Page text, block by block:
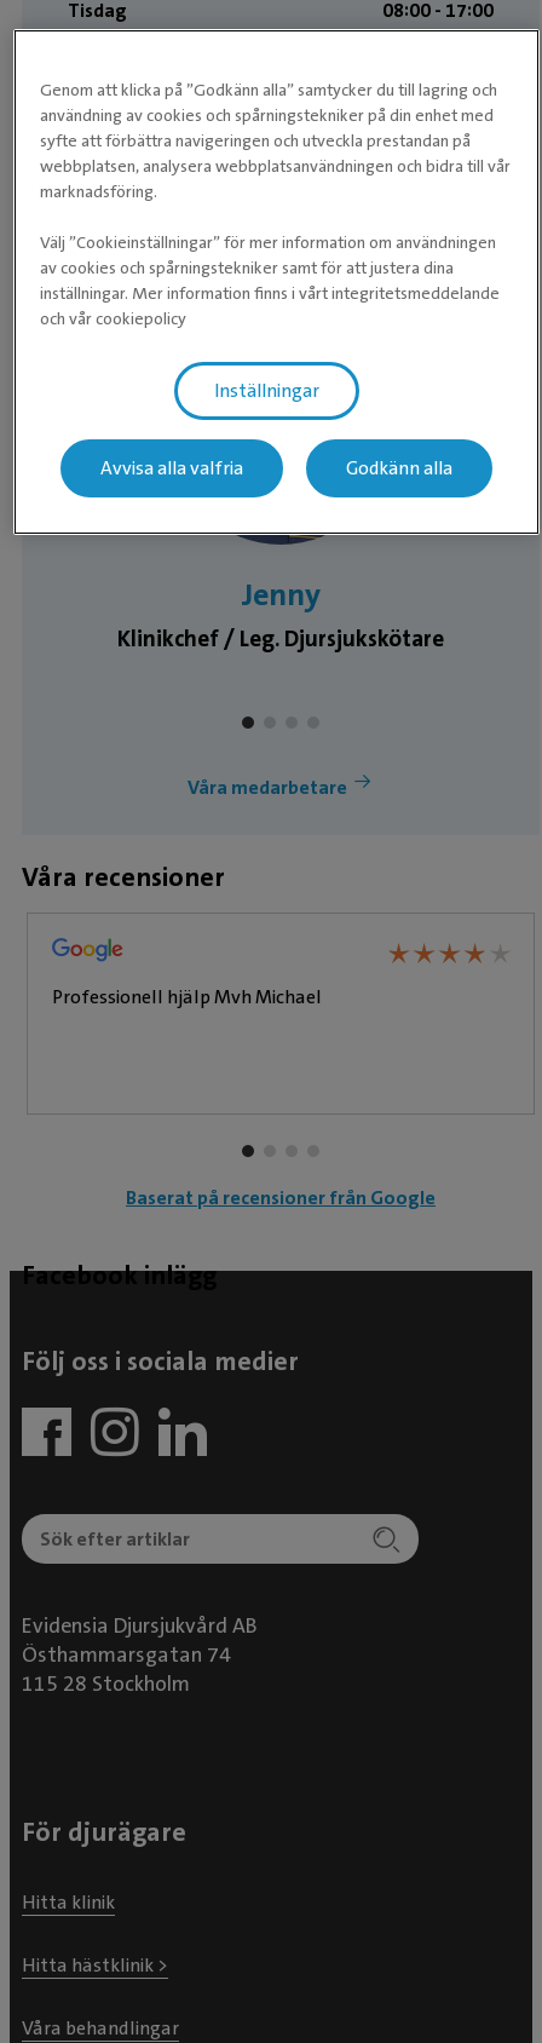
Tisdag
08:00 ­- 17:00
Torsdag
08:00 ­- 17:00
Fredag
08:00 ­- 17:00
Lördag
Söndag
Stängt
Jenny
Klinikchef / Leg. Djursjukskötare
Våra medarbetare
Våra recensioner
★★★★
★★★★ ★
Professionell hjälp Mvh Michael
Baserat på recensioner från Google
Facebook inlägg
Följ oss i sociala medier
Evidensia Djursjukvård AB
Östhammarsgatan 74
115 28 Stockholm
För djurägare
Hitta klinik
Hitta hästklinik >
Våra behandlingar
Genom att klicka på ”Godkänn alla” samtycker du till lagring och
användning av cookies och spårningstekniker på din enhet med
syfte att förbättra navigeringen och utveckla prestandan på
webbplatsen, analysera webbplatsanvändningen och bidra till vår
marknadsföring.
Välj ”Cookieinställningar” för mer information om användningen
av cookies och spårningstekniker samt för att justera dina
inställningar. Mer information finns i vårt integritetsmeddelande
och vår cookiepolicy
Inställningar
Avvisa alla valfria Godkänn alla